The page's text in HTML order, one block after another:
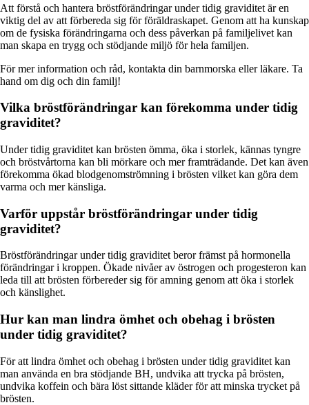
Att förstå och hantera bröstförändringar under tidig graviditet är en
viktig del av att förbereda sig för föräldraskapet. Genom att ha kunskap
om de fysiska förändringarna och dess påverkan på familjelivet kan
man skapa en trygg och stödjande miljö för hela familjen.
För mer information och råd, kontakta din barnmorska eller läkare. Ta
hand om dig och din familj!
Vilka bröstförändringar kan förekomma under tidig
graviditet?
Under tidig graviditet kan brösten ömma, öka i storlek, kännas tyngre
och bröstvårtorna kan bli mörkare och mer framträdande. Det kan även
förekomma ökad blodgenomströmning i brösten vilket kan göra dem
varma och mer känsliga.
Varför uppstår bröstförändringar under tidig
graviditet?
Bröstförändringar under tidig graviditet beror främst på hormonella
förändringar i kroppen. Ökade nivåer av östrogen och progesteron kan
leda till att brösten förbereder sig för amning genom att öka i storlek
och känslighet.
Hur kan man lindra ömhet och obehag i brösten
under tidig graviditet?
För att lindra ömhet och obehag i brösten under tidig graviditet kan
man använda en bra stödjande BH, undvika att trycka på brösten,
undvika koffein och bära löst sittande kläder för att minska trycket på
brösten.